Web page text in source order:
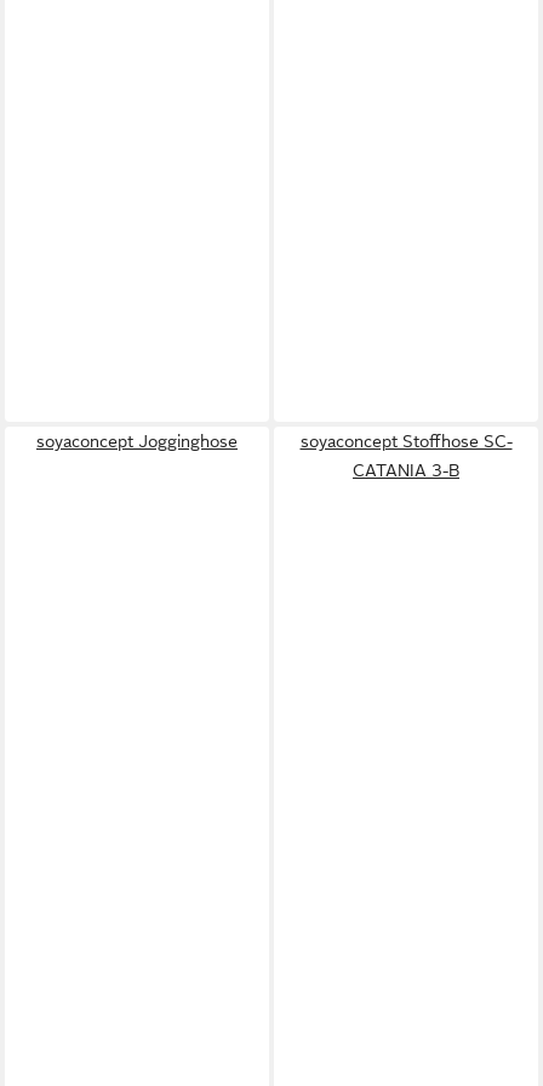
soyaconcept Jogginghose
soyaconcept Stoffhose SC-
CATANIA 3-B